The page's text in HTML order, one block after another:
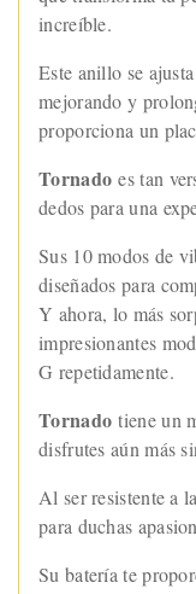
increíble.
Este anillo se
mejorando y
proporciona un
Tornado es tan
dedos para una
Sus 10 modos de
diseñados para
Y ahora, lo más
impresionantes
G repetidamente.
Tornado tiene un
disfrutes aún más
Al ser resistente a
para duchas
Su batería te